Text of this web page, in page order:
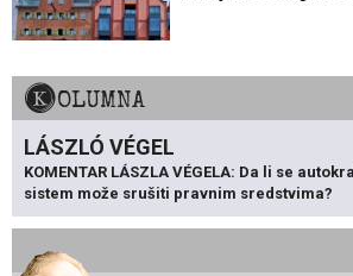
KOLUMNA
LÁSZLÓ VÉGEL
KOMENTAR LÁSZLA VÉGELA: Da li se
sistem može srušiti pravnim sredstvima?